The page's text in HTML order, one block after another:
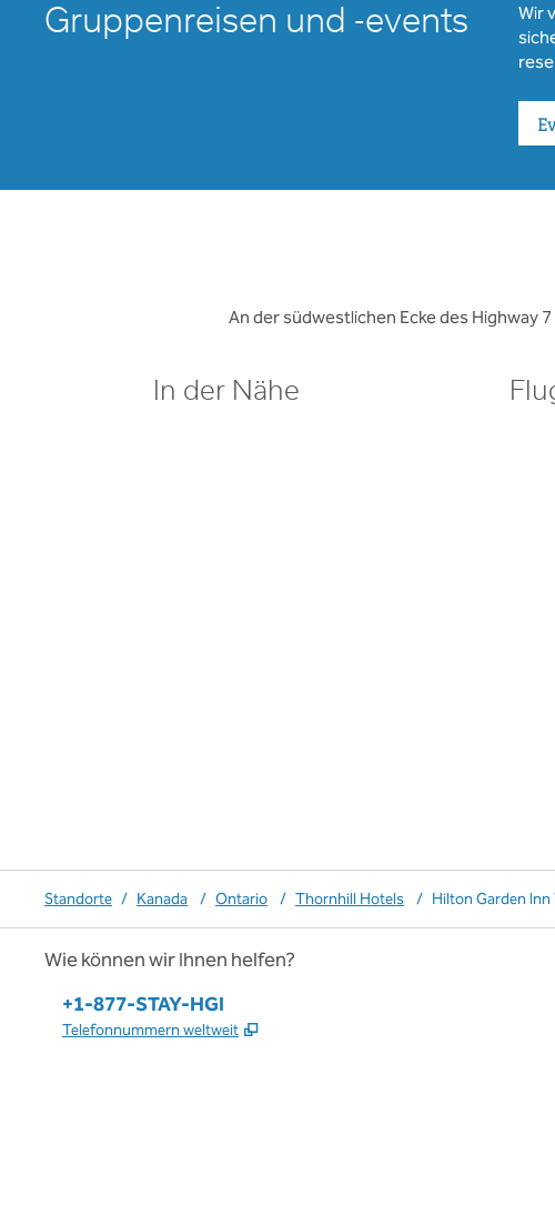
Gruppenreisen und -events
Wir
An der südwestlichen Ecke des Highway
In der Nähe
Standorte / Kanada / Ontario / Thornhill Hotels / Hilton Garden
Wie können wir Ihnen helfen?
Telefon:
+1-877-STAY-HGI
Telefonnummern weltweit ,